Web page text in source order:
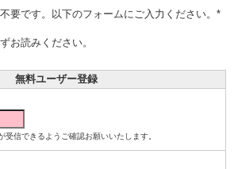
要です。以下のフォームにご入力ください。*
お読みください。
無料ユーザー登録
信できるようご確認お願いいたします。